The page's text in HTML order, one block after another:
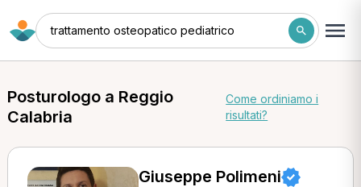
trattamento osteopatico pediatrico
Posturologo a Reggio
Calabria
Come ordiniamo i
risultati?
Giuseppe Polimeni